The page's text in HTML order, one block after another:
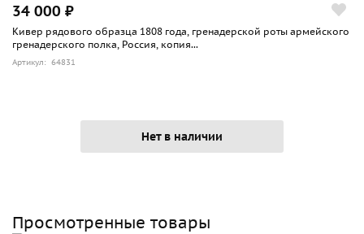
34 000 ₽
Кивер рядового образца 1808 года, гренадерской роты армейского
гренадерского полка, Россия, копия...
Артикул: 64831
Нет в наличии
Просмотренные товары